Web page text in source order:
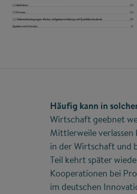
Häufig kann in
Wirtschaft geebnet
Mittlerweile verlassen
in der Wirtschaft und
Teil kehrt später
Kooperationen bei
im deutschen